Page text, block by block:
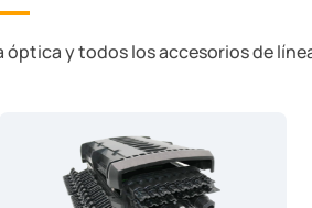
y todos los accesorios de